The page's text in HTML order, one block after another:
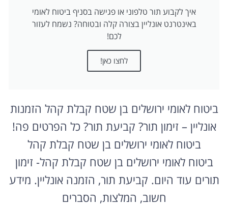
איך לקבוע תור טלפוני או פגישה בסניף ביטוח לאומי
באינטרנט אונליין בצורה קלה ובטוחה? נשמח לעזור
לכם!
לחצו כאן!
ביטוח לאומי ירושלים בן שטח קבלת קהל הזמנות
אונליין – זימון תור? קביעת תור? כל הפרטים פה!
ביטוח לאומי ירושלים בן שטח קבלת קהל
ביטוח לאומי ירושלים בן שטח קבלת קהל- זימון
תורים עוד היום. קביעת תור, הזמנה אונליין. מידע
חשוב, המלצות, הסברים